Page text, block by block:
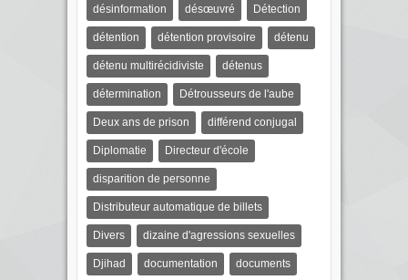
désinformation désœuvré Détection
détention détention provisoire détenu
détenu multirécidiviste détenus
détermination Détrousseurs de l'aube
Deux ans de prison différend conjugal
Diplomatie Directeur d'école
disparition de personne
Distributeur automatique de billets
Divers dizaine d'agressions sexuelles
Djihad documentation documents